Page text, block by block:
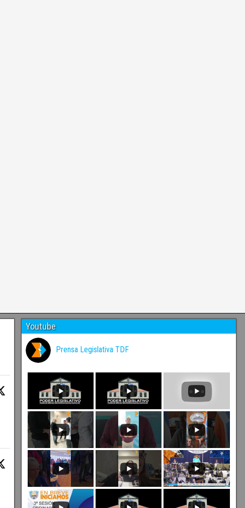
Youtube
Prensa Legislativa TDF